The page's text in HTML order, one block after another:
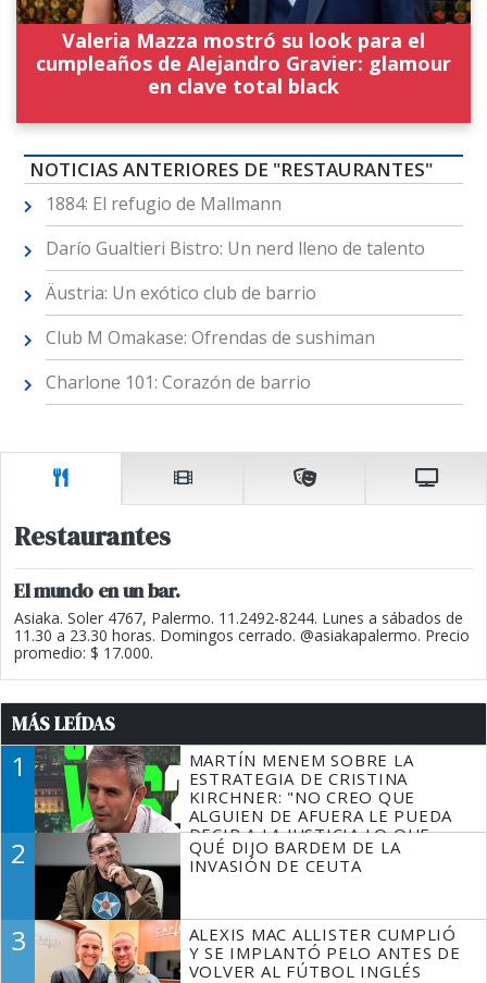
Valeria Mazza mostró su look para el
cumpleaños de Alejandro Gravier: glamour
en clave total black
NOTICIAS ANTERIORES DE "RESTAURANTES"
1884: El refugio de Mallmann
Darío Gualtieri Bistro: Un nerd lleno de talento
Äustria: Un exótico club de barrio
Club M Omakase: Ofrendas de sushiman
Charlone 101: Corazón de barrio
Restaurantes
El mundo en un bar.
Asiaka. Soler 4767, Palermo. 11.2492-8244. Lunes a sábados de
11.30 a 23.30 horas. Domingos cerrado. @asiakapalermo. Precio
promedio: $ 17.000.
MÁS LEÍDAS
1
MARTÍN MENEM SOBRE LA
ESTRATEGIA DE CRISTINA
KIRCHNER: "NO CREO QUE
ALGUIEN DE AFUERA LE PUEDA
DECIR A LA JUSTICIA LO QUE
TIENE QUE HACER"
2
QUÉ DIJO BARDEM DE LA
INVASIÓN DE CEUTA
3
ALEXIS MAC ALLISTER CUMPLIÓ
Y SE IMPLANTÓ PELO ANTES DE
VOLVER AL FÚTBOL INGLÉS